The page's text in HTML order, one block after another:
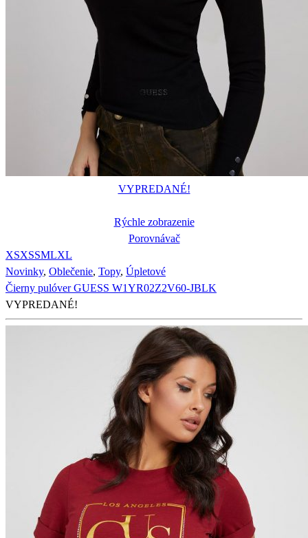
VYPREDANÉ!
Rýchle zobrazenie
Porovnávač
XSXSSMLXL
Novinky, Oblečenie, Topy, Úpletové
Čierny pulóver GUESS W1YR02Z2V60-JBLK
VYPREDANÉ!